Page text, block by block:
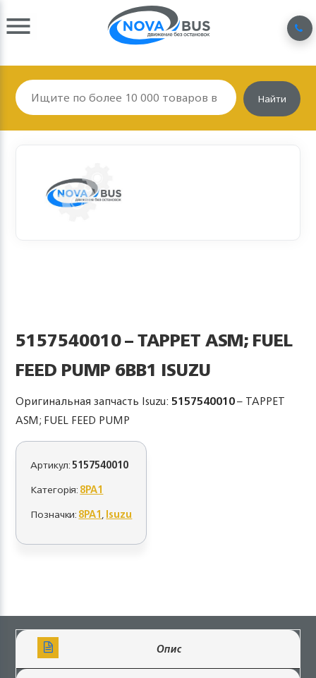
Найти
5157540010 – TAPPET ASM; FUEL
FEED PUMP 6BB1 ISUZU
Оригинальная запчасть Isuzu: 5157540010– TAPPET
ASM; FUEL FEED PUMP
Артикул:5157540010
Категорія:8PA1
Позначки:8PA1,Isuzu
Опис